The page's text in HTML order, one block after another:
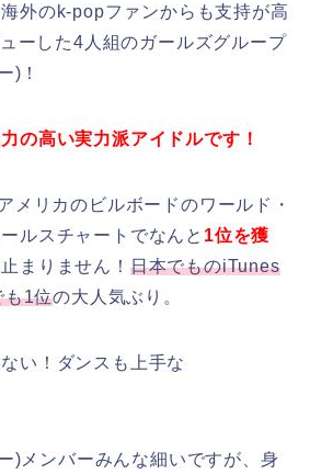
外のk-popファンからも支持が高
ーした4人組のガールズグループ
)！
の高い実力派アイドルです！
メリカのビルボードのワールド・
ルスチャートでなんと 1位を獲
まりません！ 日本でものiTunes
も1位の大人気ぶり。
い！ダンスも上手な
)メンバーみんな細いですが、身